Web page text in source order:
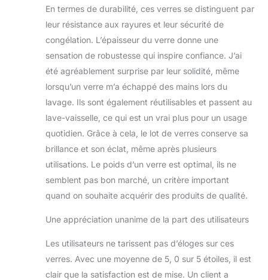
En termes de durabilité, ces verres se distinguent par
leur résistance aux rayures et leur sécurité de
congélation. L’épaisseur du verre donne une
sensation de robustesse qui inspire confiance. J’ai
été agréablement surprise par leur solidité, même
lorsqu’un verre m’a échappé des mains lors du
lavage. Ils sont également réutilisables et passent au
lave-vaisselle, ce qui est un vrai plus pour un usage
quotidien. Grâce à cela, le lot de verres conserve sa
brillance et son éclat, même après plusieurs
utilisations. Le poids d’un verre est optimal, ils ne
semblent pas bon marché, un critère important
quand on souhaite acquérir des produits de qualité.
Une appréciation unanime de la part des utilisateurs
Les utilisateurs ne tarissent pas d’éloges sur ces
verres. Avec une moyenne de 5, 0 sur 5 étoiles, il est
clair que la satisfaction est de mise. Un client a